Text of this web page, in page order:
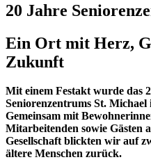
20 Jahre
Ein Ort mit Herz,
Zukunft
Mit einem Festakt wurde das
Seniorenzentrums St.
Gemeinsam mit
Mitarbeitenden sowie Gästen
Gesellschaft blickten wir auf
ältere Menschen zurück.